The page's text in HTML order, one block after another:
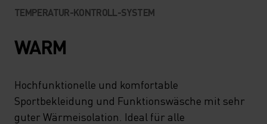
TEMPERATUR-KONTROLL-SYSTEM
WARM
Hochfunktionelle und komfortable
Sportbekleidung und Funktionswäsche mit sehr
guter Wärmeisolation. Ideal für alle